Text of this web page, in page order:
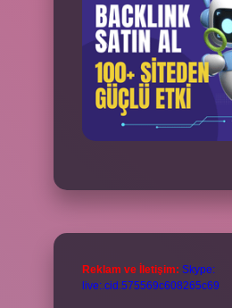
Reklam ve İletişim: Skype:
live:.cid.575569c608265c69